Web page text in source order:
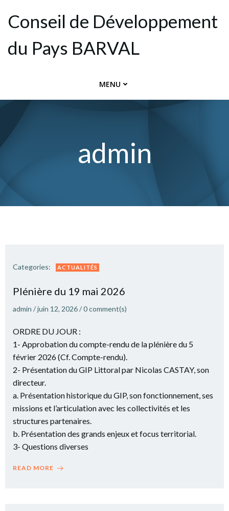
au
contenu
Conseil de Dévelop­pement
du Pays BARVAL
MENU
admin
Categories: ACTUALITÉS
Plé­nière du 19 mai 2026
admin /juin 12, 2026/0comment(s)
ORDRE DU JOUR :
1- Approbation du compte-rendu de la plénière du 5
février 2026 (Cf. Compte-rendu).
2- Présentation du GIP Littoral par Nicolas CASTAY, son
directeur.
a. Présentation historique du GIP, son fonctionnement, ses
missions et l’articulation avec les collectivités et les
structures partenaires.
b. Présentation des grands enjeux et focus territorial.
3- Questions diverses
READ MORE